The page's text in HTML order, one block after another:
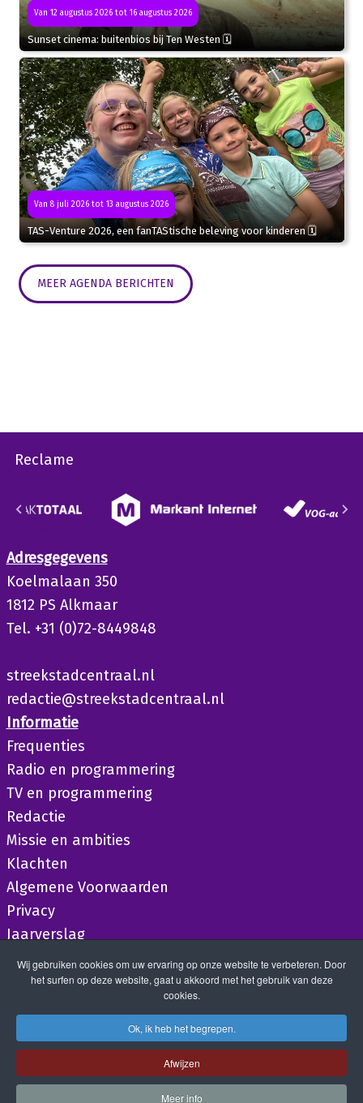
Van 12 augustus 2026 tot 16 augustus 2026
Sunset cinema: buitenbios bij Ten Westen 🗓
Van 8 juli 2026 tot 13 augustus 2026
TAS-Venture 2026, een fanTAStische beleving voor kinderen 🗓
MEER AGENDA BERICHTEN
Reclame
Adresgegevens
Koelmalaan 350
1812 PS Alkmaar
Tel. +31 (0)72-8449848
streekstadcentraal.nl
redactie@streekstadcentraal.nl
Informatie
Frequenties
Radio en programmering
TV en programmering
Redactie
Missie en ambities
Klachten
Algemene Voorwaarden
Privacy
Jaarverslag
Wij gebruiken cookies om uw ervaring op onze website te verbeteren. Door
het surfen op deze website, gaat u akkoord met het gebruik van deze
cookies.
Ok, ik heb het begrepen.
Afwijzen
Meer info